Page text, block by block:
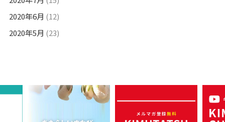
2020年6月 (12)
2020年5月 (23)